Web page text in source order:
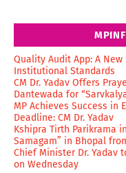
Quality Audit App: A
Institutional Standards
CM Dr. Yadav Offers
Dantewada for
MP Achieves Success in
Deadline: CM Dr. Yadav
Kshipra Tirth Parikrama
Samagam” in Bhopal
Chief Minister Dr. Yadav
on Wednesday